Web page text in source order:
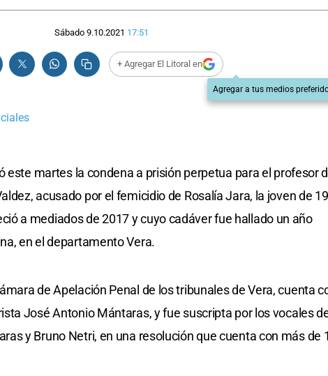
Sábado 9.10.2021 17:51
+ Agregar El Litoral en
Agregar a tus medios
martes la condena a prisión perpetua para el profesor
acusado por el femicidio de Rosalía Jara, la joven de
a mediados de 2017 y cuyo cadáver fue hallado un año
en el departamento Vera.
de Apelación Penal de los tribunales de Vera, cuenta
José Antonio Mántaras, y fue suscripta por los vocales
y Bruno Netri, en una resolución que cuenta con más de